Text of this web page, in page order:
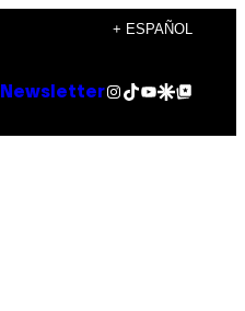
+ ESPAÑOL
NewsletterInstagram
TikTok
YouTube
Google Discover
Google Top Posts